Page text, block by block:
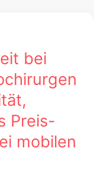
bei
Preis-
mobilen